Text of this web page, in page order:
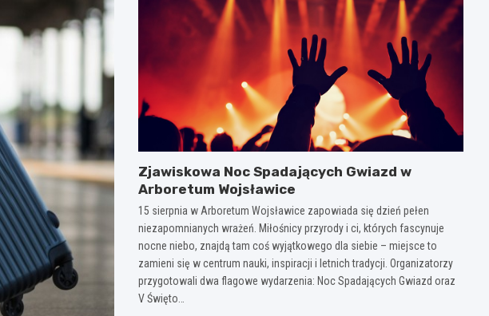
Zjawiskowa Noc Spadających Gwiazd w
Arboretum Wojsławice
15 sierpnia w Arboretum Wojsławice zapowiada się dzień pełen
niezapomnianych wrażeń. Miłośnicy przyrody i ci, których fascynuje
nocne niebo, znajdą tam coś wyjątkowego dla siebie – miejsce to
zamieni się w centrum nauki, inspiracji i letnich tradycji. Organizatorzy
przygotowali dwa flagowe wydarzenia: Noc Spadających Gwiazd oraz
V Święto…